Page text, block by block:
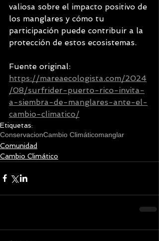
valiosa sobre el impacto positivo de
los manglares y cómo tu
participación puede contribuir a la
protección de estos ecosistemas.
Fuente original:
https://mareaecologista.com/2024
/08/surfrider-puerto-rico-invita-
a-siembra-de-manglares-ante-el-
cambio-climatico/
Etiquetas:
ConservacionCambio Climáticomanglar
Comunidad
Cambio Climático